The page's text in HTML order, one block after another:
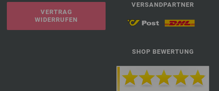
VERTRAG
WIDERRUFEN
VERSANDPARTNER
SHOP BEWERTUNG